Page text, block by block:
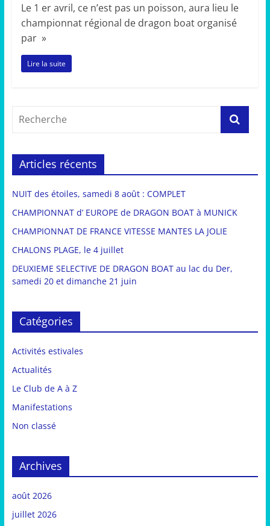
Le 1 er avril, ce n’est pas un poisson, aura lieu le
championnat régional de dragon boat organisé
par »
Lire la suite
Articles récents
NUIT des étoiles, samedi 8 août : COMPLET
CHAMPIONNAT d’ EUROPE de DRAGON BOAT à MUNICK
CHAMPIONNAT DE FRANCE VITESSE MANTES LA JOLIE
CHALONS PLAGE, le 4 juillet
DEUXIEME SELECTIVE DE DRAGON BOAT au lac du Der,
samedi 20 et dimanche 21 juin
Catégories
Activités estivales
Actualités
Le Club de A à Z
Manifestations
Non classé
Archives
août 2026
juillet 2026